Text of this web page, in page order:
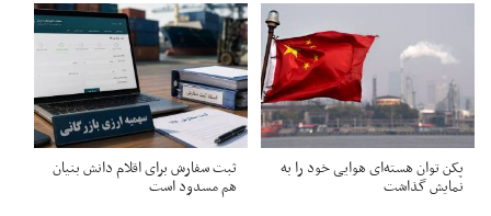
پکن توان هسته‌ای هوایی خود را به
نمایش گذاشت
ثبت سفارش برای اقلام دانش بنیان
هم مسدود است